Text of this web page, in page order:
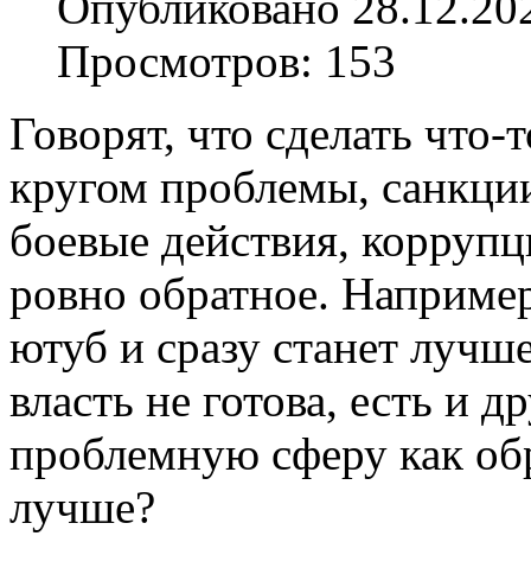
Просмотров: 153
Говорят, что сделать
кругом проблемы,
боевые действия,
ровно обратное.
ютуб и сразу станет
власть не готова, есть и
проблемную сферу как
лучше?